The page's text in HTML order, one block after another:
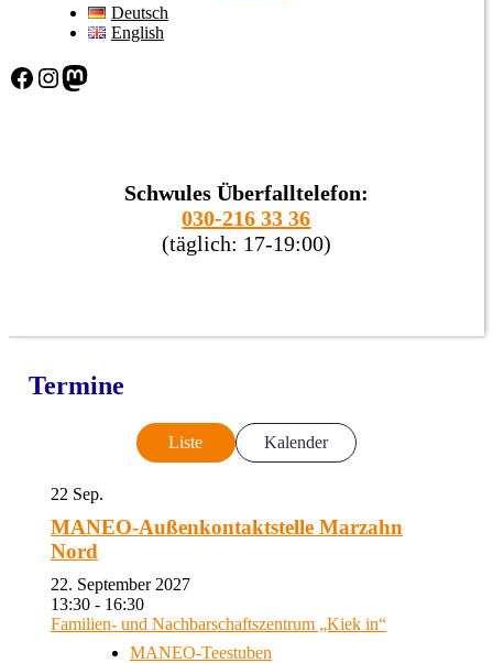
Deutsch
English
Facebook Instagram Mastodon
Schwules Überfalltelefon:
030-216 33 36
(täglich: 17-19:00)
Termine
Liste Kalender
22 Sep.
MANEO-Außenkontaktstelle Marzahn
Nord
22. September 2027
13:30 - 16:30
Familien- und Nachbarschaftszentrum „Kiek in“
MANEO-Teestuben